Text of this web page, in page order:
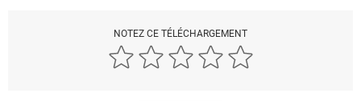
NOTEZ CE TÉLÉCHARGEMENT